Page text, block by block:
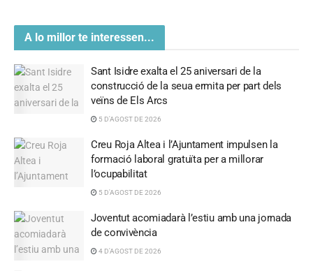
A lo millor te interessen...
Sant Isidre exalta el 25 aniversari de la
construcció de la seua ermita per part dels
veïns de Els Arcs
5 D'AGOST DE 2026
Creu Roja Altea i l’Ajuntament impulsen la
formació laboral gratuïta per a millorar
l’ocupabilitat
5 D'AGOST DE 2026
Joventut acomiadarà l’estiu amb una jornada
de convivència
4 D'AGOST DE 2026